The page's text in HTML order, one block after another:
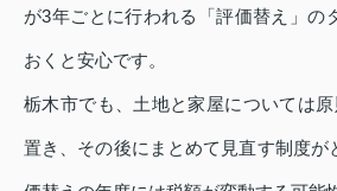
が3年ごとに行われる「評価替え」の
おくと安心です。
栃木市でも、土地と家屋については
置き、その後にまとめて見直す制度が